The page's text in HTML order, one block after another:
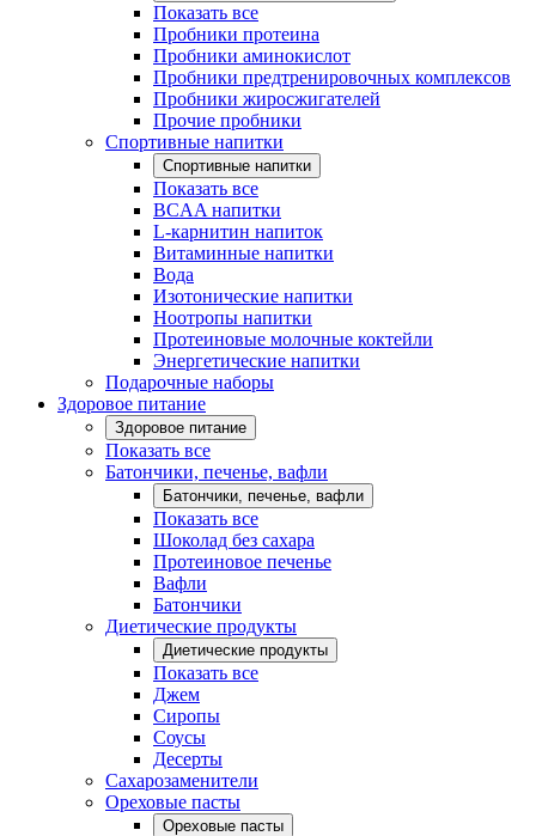
Показать все
Пробники протеина
Пробники аминокислот
Пробники предтренировочных комплексов
Пробники жиросжигателей
Прочие пробники
Спортивные напитки
Спортивные напитки
Показать все
BCAA напитки
L-карнитин напиток
Витаминные напитки
Вода
Изотонические напитки
Ноотропы напитки
Протеиновые молочные коктейли
Энергетические напитки
Подарочные наборы
Здоровое питание
Здоровое питание
Показать все
Батончики, печенье, вафли
Батончики, печенье, вафли
Показать все
Шоколад без сахара
Протеиновое печенье
Вафли
Батончики
Диетические продукты
Диетические продукты
Показать все
Джем
Сиропы
Соусы
Десерты
Сахарозаменители
Ореховые пасты
Ореховые пасты